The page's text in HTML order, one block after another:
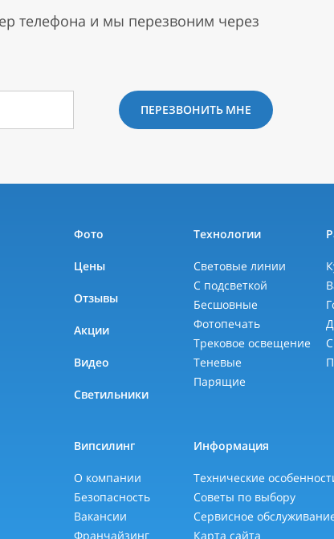
телефона и мы перезвоним через
ПЕРЕЗВОНИТЬ МНЕ
Фото
Цены
Отзывы
Акции
Видео
Светильники
Технологии
Световые линии
С подсветкой
Бесшовные
Фотопечать
Трековое освещение
Теневые
Парящие
Випсилинг
О компании
Безопасность
Вакансии
Франчайзинг
Информация
Технические
Советы по выбору
Сервисное
Карта сайта